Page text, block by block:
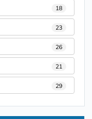
18
23
26
21
29